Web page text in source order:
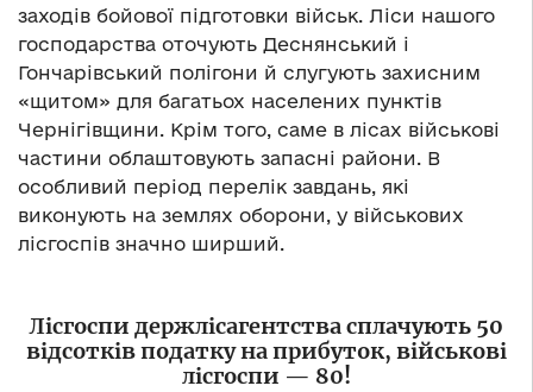
заходів бойової підготовки військ. Ліси нашого
господарства оточують Деснянський і
Гончарівський полігони й слугують захисним
«щитом» для багатьох населених пунктів
Чернігівщини. Крім того, саме в лісах військові
частини облаштовують запасні райони. В
особливий період перелік завдань, які
виконують на землях оборони, у військових
лісгоспів значно ширший.
Лісгоспи держлісагентства сплачують 50
відсотків податку на прибуток, військові
лісгоспи — 80!